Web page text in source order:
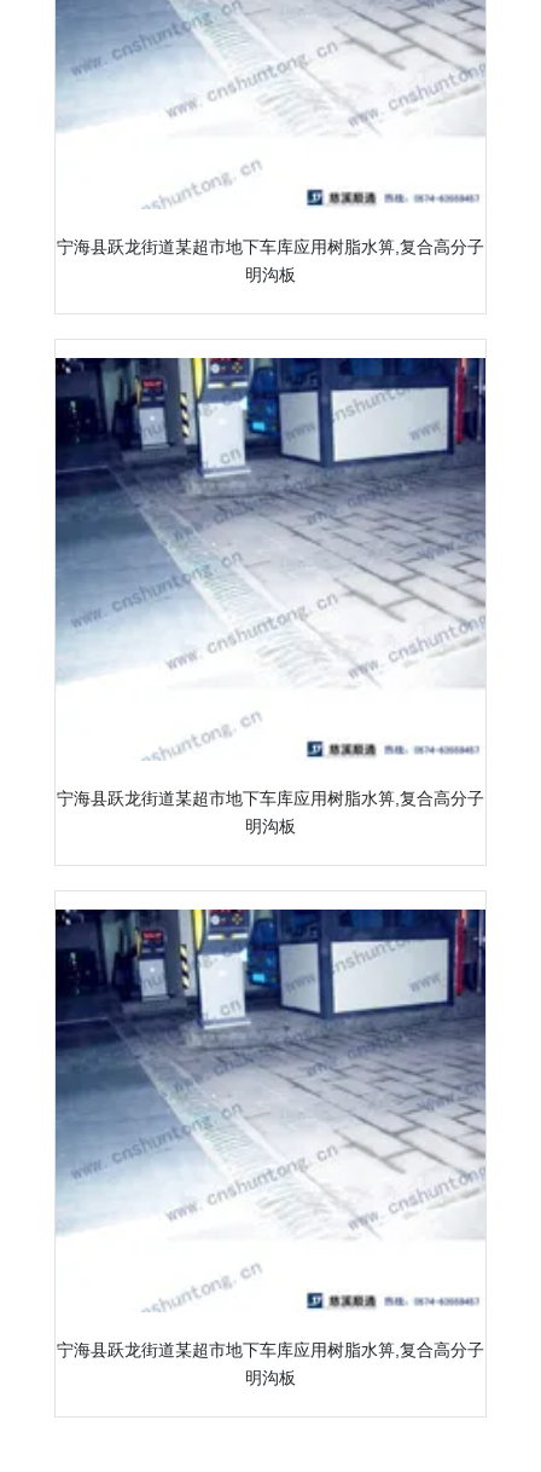
宁海县跃龙街道某超市地下车库应用树脂水箅,复合高分子
明沟板
宁海县跃龙街道某超市地下车库应用树脂水箅,复合高分子
明沟板
宁海县跃龙街道某超市地下车库应用树脂水箅,复合高分子
明沟板